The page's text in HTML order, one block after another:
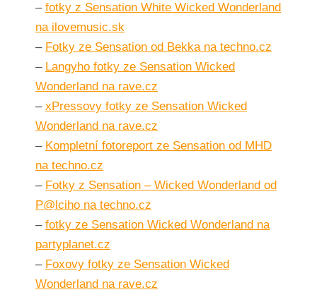
– fotky z Sensation White Wicked Wonderland
na ilovemusic.sk
– Fotky ze Sensation od Bekka na techno.cz
– Langyho fotky ze Sensation Wicked
Wonderland na rave.cz
– xPressovy fotky ze Sensation Wicked
Wonderland na rave.cz
– Kompletní fotoreport ze Sensation od MHD
na techno.cz
– Fotky z Sensation – Wicked Wonderland od
P@lciho na techno.cz
– fotky ze Sensation Wicked Wonderland na
partyplanet.cz
– Foxovy fotky ze Sensation Wicked
Wonderland na rave.cz